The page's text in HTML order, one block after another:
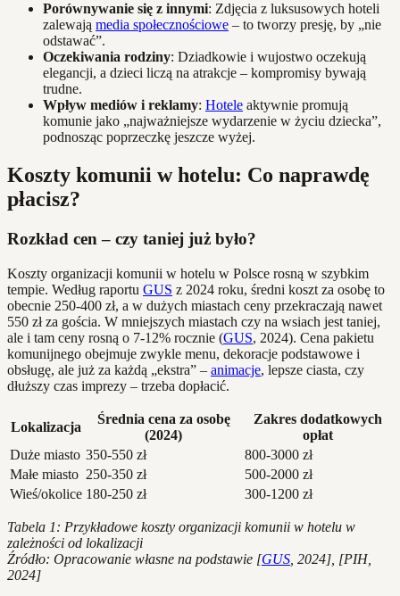
Porównywanie się z innymi: Zdjęcia z luksusowych hoteli
zalewają media społecznościowe – to tworzy presję, by „nie
odstawać”.
Oczekiwania rodziny: Dziadkowie i wujostwo oczekują
elegancji, a dzieci liczą na atrakcje – kompromisy bywają
trudne.
Wpływ mediów i reklamy: Hotele aktywnie promują
komunie jako „najważniejsze wydarzenie w życiu dziecka”,
podnosząc poprzeczkę jeszcze wyżej.
Koszty komunii w hotelu: Co naprawdę
płacisz?
Rozkład cen – czy taniej już było?
Koszty organizacji komunii w hotelu w Polsce rosną w szybkim
tempie. Według raportu GUS z 2024 roku, średni koszt za osobę to
obecnie 250-400 zł, a w dużych miastach ceny przekraczają nawet
550 zł za gościa. W mniejszych miastach czy na wsiach jest taniej,
ale i tam ceny rosną o 7-12% rocznie (GUS, 2024). Cena pakietu
komunijnego obejmuje zwykle menu, dekoracje podstawowe i
obsługę, ale już za każdą „ekstra” – animacje, lepsze ciasta, czy
dłuższy czas imprezy – trzeba dopłacić.
Lokalizacja
Średnia cena za osobę
(2024)
Zakres dodatkowych
opłat
Duże miasto 350-550 zł
800-3000 zł
Małe miasto 250-350 zł
500-2000 zł
Wieś/okolice 180-250 zł 300-1200 zł
Tabela 1: Przykładowe koszty organizacji komunii w hotelu w
zależności od lokalizacji
Źródło: Opracowanie własne na podstawie [GUS , 2024], [PIH,
2024]